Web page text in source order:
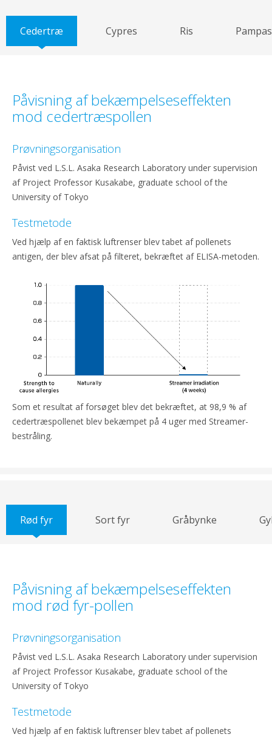
Cedertræ Cypres Ris
Påvisning af bekæmpelseseffekten
mod cedertræspollen
Prøvningsorganisation
Påvist ved L.S.L. Asaka Research Laboratory under supervision
af Project Professor Kusakabe, graduate school of the
University of Tokyo
Testmetode
Ved hjælp af en faktisk luftrenser blev tabet af pollenets
antigen, der blev afsat på filteret, bekræftet af ELISA-metoden.
Som et resultat af forsøget blev det bekræftet, at 98,9 % af
cedertræspollenet blev bekæmpet på 4 uger med Streamer-
bestråling.
Rød fyr Sort fyr Gråbynke
Påvisning af bekæmpelseseffekten
mod rød fyr-pollen
Prøvningsorganisation
Påvist ved L.S.L. Asaka Research Laboratory under supervision
af Project Professor Kusakabe, graduate school of the
University of Tokyo
Testmetode
Ved hjælp af en faktisk luftrenser blev tabet af pollenets